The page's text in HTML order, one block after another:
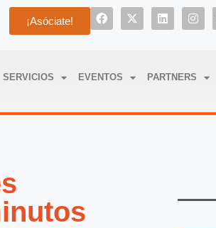
¡Asóciate!
SERVICIOS EVENTOS PARTNERS